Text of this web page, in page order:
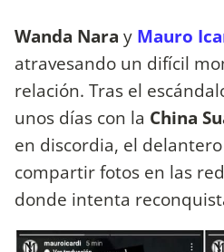
Wanda Nara y Mauro
atravesando un difícil
relación. Tras el
unos días con la China
en discordia, el
compartir fotos en las
donde intenta